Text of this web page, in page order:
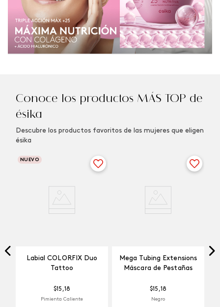
Conoce los productos MÁS TOP de
ésika
Descubre los productos favoritos de las mujeres que eligen
ésika
NUEVO
Labial COLORFIX Duo
Tattoo
$15 ,18
Pimienta Caliente
Mega Tubing Extensions
Máscara de Pestañas
$15 ,18
Negro